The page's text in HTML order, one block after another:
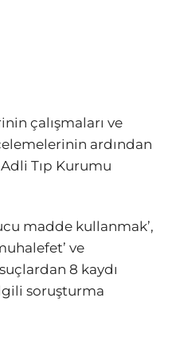
çalışmaları ve
ardından
Tıp Kurumu
madde kullanmak’,
ve
8 kaydı
soruşturma